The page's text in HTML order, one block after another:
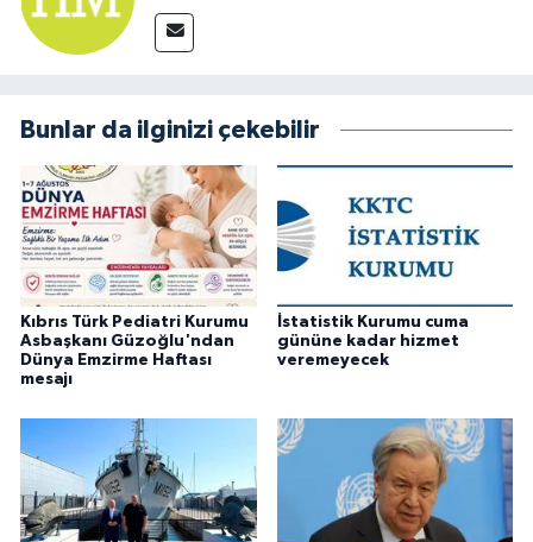
Bunlar da ilginizi çekebilir
Kıbrıs Türk Pediatri Kurumu
Asbaşkanı Güzoğlu'ndan
Dünya Emzirme Haftası
mesajı
İstatistik Kurumu cuma
gününe kadar hizmet
veremeyecek